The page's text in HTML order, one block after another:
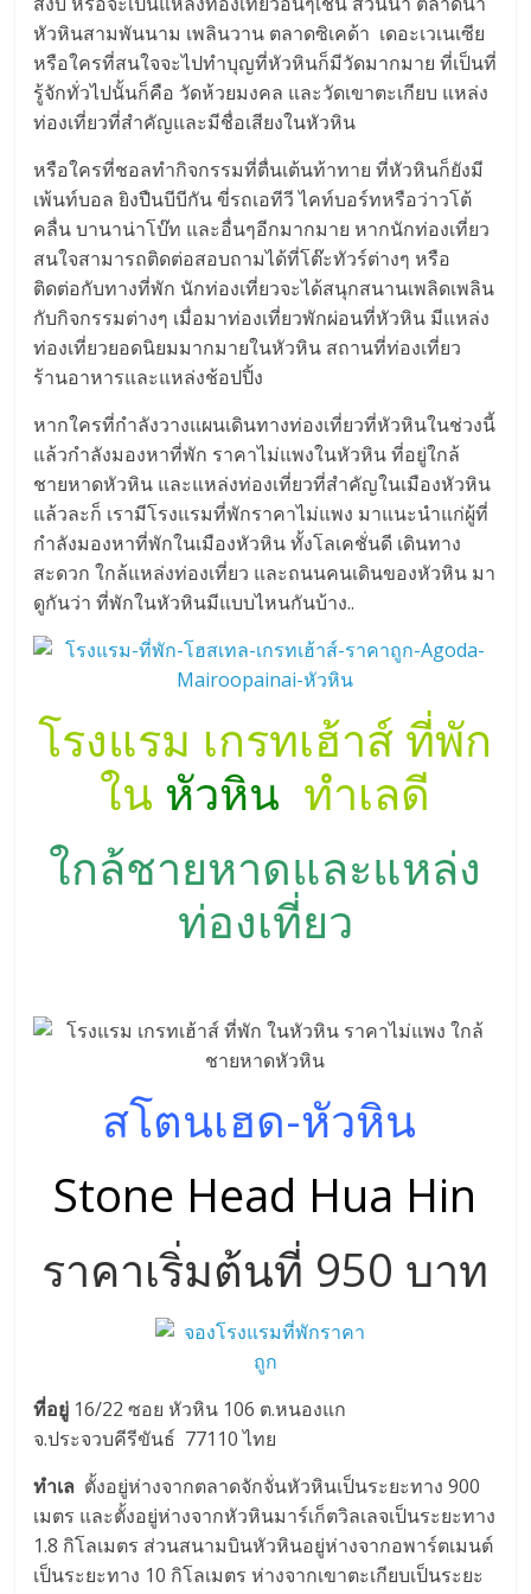
หัวหินสามพันนาม เพลินวาน ตลาดซิเคด้า เดอะเวเนเซีย
หรือใครที่สนใจจะไปทำบุญที่หัวหินก็มีวัดมากมาย ที่เป็นที่
รู้จักทั่วไปนั้นก็คือ วัดห้วยมงคล และวัดเขาตะเกียบ แหล่ง
ท่องเที่ยวที่สำคัญและมีชื่อเสียงในหัวหิน
หรือใครที่ชอลทำกิจกรรมที่ตื่นเต้นท้าทาย ที่หัวหินก็ยังมี
เพ้นท์บอล ยิงปืนบีบีกัน ขี่รถเอทีวี ไคท์บอร์ทหรือว่าวโต้
คลื่น บานาน่าโบ๊ท และอื่นๆอีกมากมาย หากนักท่องเที่ยว
สนใจสามารถติดต่อสอบถามได้ที่โต๊ะทัวร์ต่างๆ หรือ
ติดต่อกับทางที่พัก นักท่องเที่ยวจะได้สนุกสนานเพลิดเพลิน
กับกิจกรรมต่างๆ เมื่อมาท่องเที่ยวพักผ่อนที่หัวหิน มีแหล่ง
ท่องเที่ยวยอดนิยมมากมายในหัวหิน สถานที่ท่องเที่ยว
ร้านอาหารและแหล่งช้อปปิ้ง
หากใครที่กำลังวางแผนเดินทางท่องเที่ยวที่หัวหินในช่วงนี้
แล้วกำลังมองหาที่พัก ราคาไม่แพงในหัวหิน ที่อยู่ใกล้
ชายหาดหัวหิน และแหล่งท่องเที่ยวที่สำคัญในเมืองหัวหิน
แล้วละก็ เรามีโรงแรมที่พักราคาไม่แพง มาแนะนำแก่ผู้ที่
กำลังมองหาที่พักในเมืองหัวหิน ทั้งโลเคชั่นดี เดินทาง
สะดวก ใกล้แหล่งท่องเที่ยว และถนนคนเดินของหัวหิน มา
ดูกันว่า ที่พักในหัวหินมีแบบไหนกันบ้าง..
โรงแรม เกรทเฮ้าส์ ที่พัก
ใน หัวหิน ทำเลดี
ใกล้ชายหาดและแหล่ง
ท่องเที่ยว
สโตนเฮด-หัวหิน
Stone Head Hua Hin
ราคาเริ่มต้นที่ 950 บาท
ที่อยู่ 16/22 ซอย หัวหิน 106 ต.หนองแก
จ.ประจวบคีรีขันธ์ 77110 ไทย
ทำเล ตั้งอยู่ห่างจากตลาดจักจั่นหัวหินเป็นระยะทาง 900
เมตร และตั้งอยู่ห่างจากหัวหินมาร์เก็ตวิลเลจเป็นระยะทาง
1.8 กิโลเมตร ส่วนสนามบินหัวหินอยู่ห่างจากอพาร์ตเมนต์
เป็นระยะทาง 10 กิโลเมตร ห่างจากเขาตะเกียบเป็นระยะ